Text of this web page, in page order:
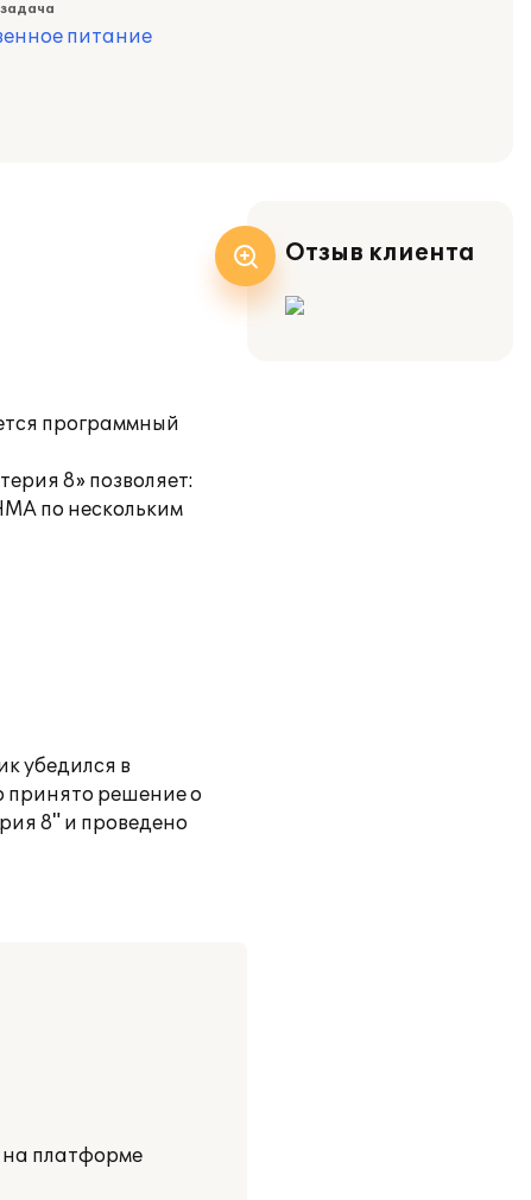
питание
программный
8» позволяет:
по нескольким
убедился в
принято решение о
8" и проведено
на платформе
Отзыв клиента